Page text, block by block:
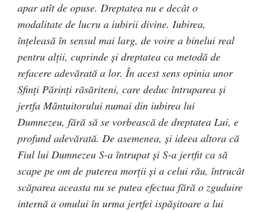
apar atît de opuse. Dreptatea nu e decât o
modalitate de lucru a iubirii divine. Iubirea,
înţeleasă în sensul mai larg, de voire a binelui real
pentru alţii, cuprinde şi dreptatea ca metodă de
refacere adevărată a lor. În acest sens opinia unor
Sfinţi Părinţi răsăriteni, care deduc întruparea şi
jertfa Mântuitorului numai din iubirea lui
Dumnezeu, fără să se vorbească de dreptatea Lui, e
profund adevărată. De asemenea, şi ideea altora că
Fiul lui Dumnezeu S-a întrupat şi S-a jertfit ca să
scape pe om de puterea morţii şi a celui rău, întrucât
scăparea aceasta nu se putea efectua fără o zguduire
internă a omului în urma jertfei ispăşitoare a lui